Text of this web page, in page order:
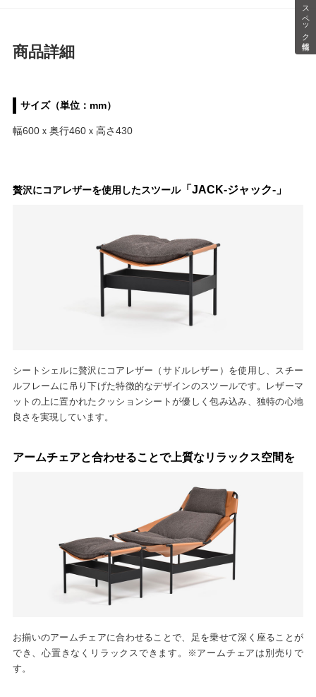
スペック情報
商品詳細
サイズ（単位：mm）
幅600ｘ奥行460ｘ高さ430
贅沢にコアレザーを使用したスツール「JACK-ジャック-」
シートシェルに贅沢にコアレザー（サドルレザー）を使用し、スチー
ルフレームに吊り下げた特徴的なデザインのスツールです。レザーマ
ットの上に置かれたクッションシートが優しく包み込み、独特の心地
良さを実現しています。
アームチェアと合わせることで上質なリラックス空間を
お揃いのアームチェアに合わせることで、足を乗せて深く座ることが
でき、心置きなくリラックスできます。※アームチェアは別売りで
す。